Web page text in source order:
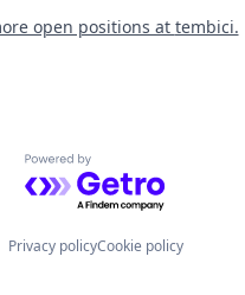
open positions at tembici.
Powered by Getro.com
Privacy policyCookie policy